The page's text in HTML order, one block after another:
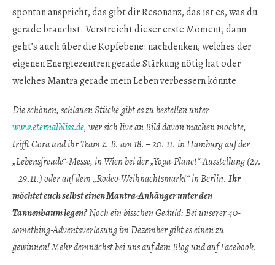
spontan anspricht, das gibt dir Resonanz, das ist es, was du
gerade brauchst. Verstreicht dieser erste Moment, dann
geht’s auch über die Kopfebene: nachdenken, welches der
eigenen Energiezentren gerade Stärkung nötig hat oder
welches Mantra gerade mein Leben verbessern könnte.
Die schönen, schlauen Stücke gibt es zu bestellen unter
www.eternalbliss.de, wer sich live an Bild davon machen möchte,
trifft Cora und ihr Team z. B. am 18. – 20. 11. in Hamburg auf der
„Lebensfreude“-Messe, in Wien bei der „Yoga-Planet“-Ausstellung (27.
– 29.11.) oder auf dem „Rodeo-Weihnachtsmarkt“ in Berlin. Ihr
möchtet euch selbst einen Mantra-Anhänger unter den
Tannenbaum legen?Noch ein bisschen Geduld: Bei unserer 40-
something-Adventsverlosung im Dezember gibt es einen zu
gewinnen! Mehr demnächst bei uns auf dem Blog und auf Facebook.